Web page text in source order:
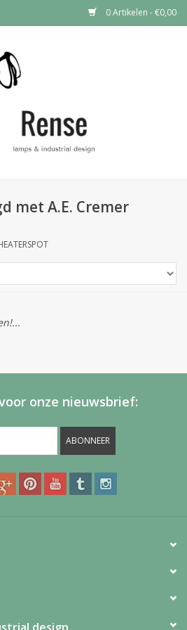
0 Artikelen - €0,00
met A.E. Cremer
onze nieuwsbrief:
ABONNEER